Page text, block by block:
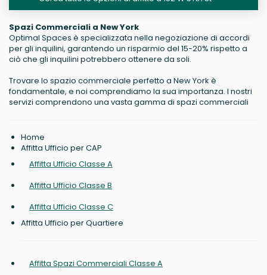
Spazi Commerciali a New York
Optimal Spaces è specializzata nella negoziazione di accordi
per gli inquilini, garantendo un risparmio del 15-20% rispetto a
ciò che gli inquilini potrebbero ottenere da soli.
Trovare lo spazio commerciale perfetto a New York è
fondamentale, e noi comprendiamo la sua importanza. I nostri
servizi comprendono una vasta gamma di spazi commerciali
Home
Affitta Ufficio per CAP
Affitta Ufficio Classe A
Affitta Ufficio Classe B
Affitta Ufficio Classe C
Affitta Ufficio per Quartiere
Affitta Spazi Commerciali Classe A